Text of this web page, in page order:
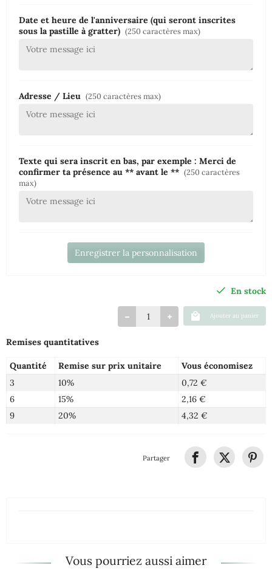
Date et heure de l'anniversaire (qui seront inscrites
sous la pastille à gratter) (250 caractères max)
Adresse / Lieu (250 caractères max)
Texte qui sera inscrit en bas, par exemple : Merci de
confirmer ta présence au ** avant le ** (250 caractères
max)
Enregistrer la personnalisation
En stock
Ajouter au panier
Remises quantitatives
Quantité Remise sur prix unitaire
Vous économisez
3
10%
0,72 €
6
15%
2,16 €
9
20% 4,32 €
Partager
Vous pourriez aussi aimer